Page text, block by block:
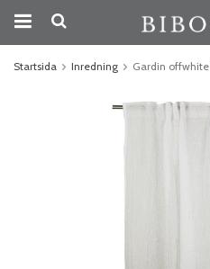
Startsida Inredning Gardin